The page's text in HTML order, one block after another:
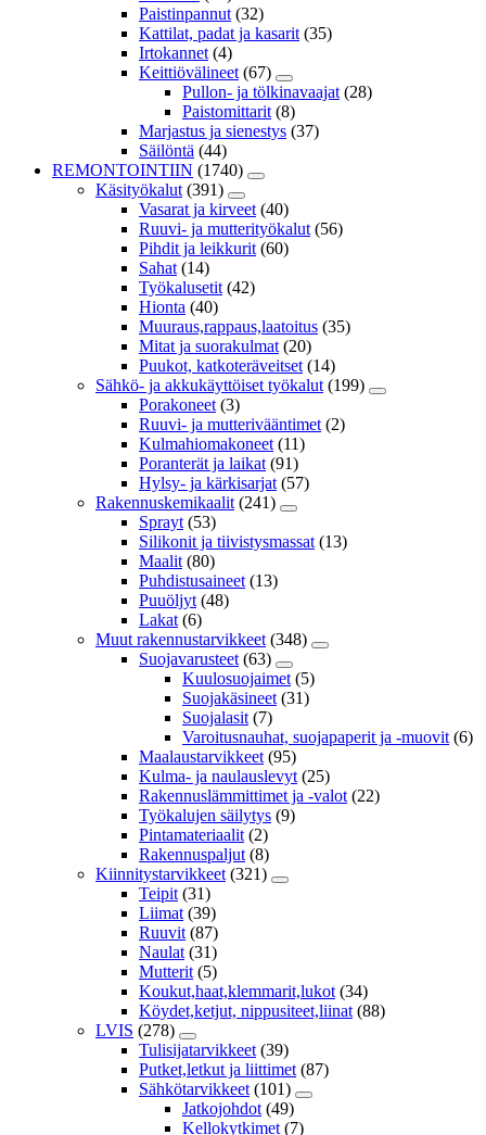
Paistinpannut (32)
Kattilat, padat ja kasarit (35)
Irtokannet (4)
Keittiövälineet (67)
Pullon- ja tölkinavaajat (28)
Paistomittarit (8)
Marjastus ja sienestys (37)
Säilöntä (44)
REMONTOINTIIN (1740)
Käsityökalut (391)
Vasarat ja kirveet (40)
Ruuvi- ja mutterityökalut (56)
Pihdit ja leikkurit (60)
Sahat (14)
Työkalusetit (42)
Hionta (40)
Muuraus,rappaus,laatoitus (35)
Mitat ja suorakulmat (20)
Puukot, katkoteräveitset (14)
Sähkö- ja akkukäyttöiset työkalut (199)
Porakoneet (3)
Ruuvi- ja mutterivääntimet (2)
Kulmahiomakoneet (11)
Poranterät ja laikat (91)
Hylsy- ja kärkisarjat (57)
Rakennuskemikaalit (241)
Sprayt (53)
Silikonit ja tiivistysmassat (13)
Maalit (80)
Puhdistusaineet (13)
Puuöljyt (48)
Lakat (6)
Muut rakennustarvikkeet (348)
Suojavarusteet (63)
Kuulosuojaimet (5)
Suojakäsineet (31)
Suojalasit (7)
Varoitusnauhat, suojapaperit ja -muovit (6)
Maalaustarvikkeet (95)
Kulma- ja naulauslevyt (25)
Rakennuslämmittimet ja -valot (22)
Työkalujen säilytys (9)
Pintamateriaalit (2)
Rakennuspaljut (8)
Kiinnitystarvikkeet (321)
Teipit (31)
Liimat (39)
Ruuvit (87)
Naulat (31)
Mutterit (5)
Koukut,haat,klemmarit,lukot (34)
Köydet,ketjut, nippusiteet,liinat (88)
LVIS (278)
Tulisijatarvikkeet (39)
Putket,letkut ja liittimet (87)
Sähkötarvikkeet (101)
Jatkojohdot (49)
Kellokytkimet (7)